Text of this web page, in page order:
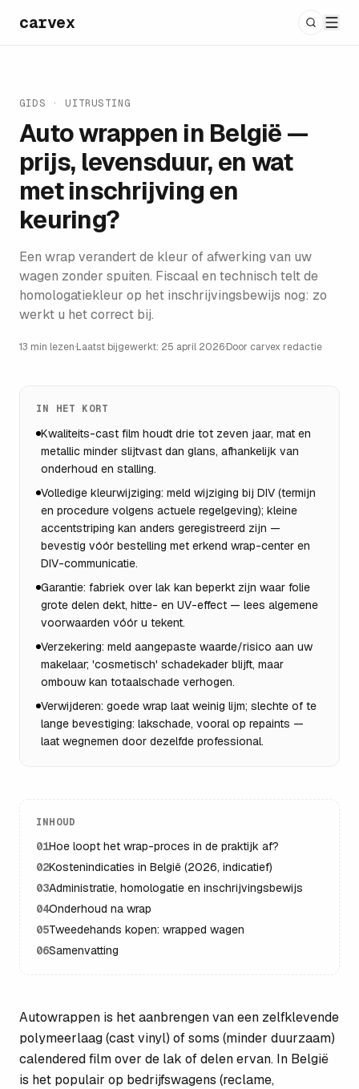
carvex
GIDS · UITRUSTING
Auto wrappen in België —
prijs, levensduur, en wat
met inschrijving en
keuring?
Een wrap verandert de kleur of afwerking van uw
wagen zonder spuiten. Fiscaal en technisch telt de
homologatiekleur op het inschrijvingsbewijs nog: zo
werkt u het correct bij.
13 min lezen·Laatst bijgewerkt: 25 april 2026·Door carvex redactie
IN HET KORT
Kwaliteits-cast film houdt drie tot zeven jaar, mat en
metallic minder slijtvast dan glans, afhankelijk van
onderhoud en stalling.
Volledige kleurwijziging: meld wijziging bij DIV (termijn
en procedure volgens actuele regelgeving); kleine
accentstriping kan anders geregistreerd zijn —
bevestig vóór bestelling met erkend wrap-center en
DIV-communicatie.
Garantie: fabriek over lak kan beperkt zijn waar folie
grote delen dekt, hitte- en UV-effect — lees algemene
voorwaarden vóór u tekent.
Verzekering: meld aangepaste waarde/risico aan uw
makelaar; 'cosmetisch' schadekader blijft, maar
ombouw kan totaalschade verhogen.
Verwijderen: goede wrap laat weinig lijm; slechte of te
lange bevestiging: lakschade, vooral op repaints —
laat wegnemen door dezelfde professional.
INHOUD
01Hoe loopt het wrap-proces in de praktijk af?
02Kostenindicaties in België (2026, indicatief)
03Administratie, homologatie en inschrijvingsbewijs
04Onderhoud na wrap
05Tweedehands kopen: wrapped wagen
06Samenvatting
Autowrappen is het aanbrengen van een zelfklevende
polymeerlaag (cast vinyl) of soms (minder duurzaam)
calendered film over de lak of delen ervan. In België
is het populair op bedrijfswagens (reclame,